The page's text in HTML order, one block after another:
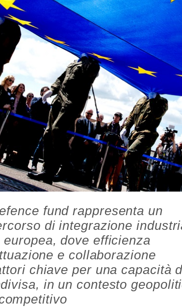
fund rappresenta un
di integrazione
dove efficienza
e collaborazione
chiave per una capacità
in un contesto